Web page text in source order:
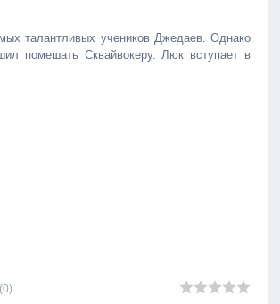
талантливых учеников Джедаев. Однако
помешать Сквайвокеру. Люк вступает в